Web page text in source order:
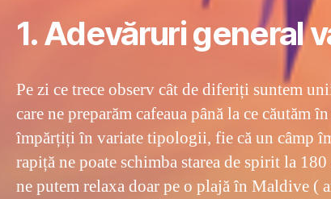
1. Adevăruri general
Pe zi ce trece observ cât de diferiți suntem
care ne preparăm cafeaua până la ce căutăm
împărțiți în variate tipologii, fie că un câmp
rapiță ne poate schimba starea de spirit la
ne putem relaxa doar pe o plajă în Maldive (